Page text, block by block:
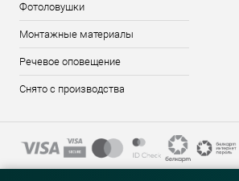
Фотоловушки
Монтажные материалы
Речевое оповещение
Снято с производства